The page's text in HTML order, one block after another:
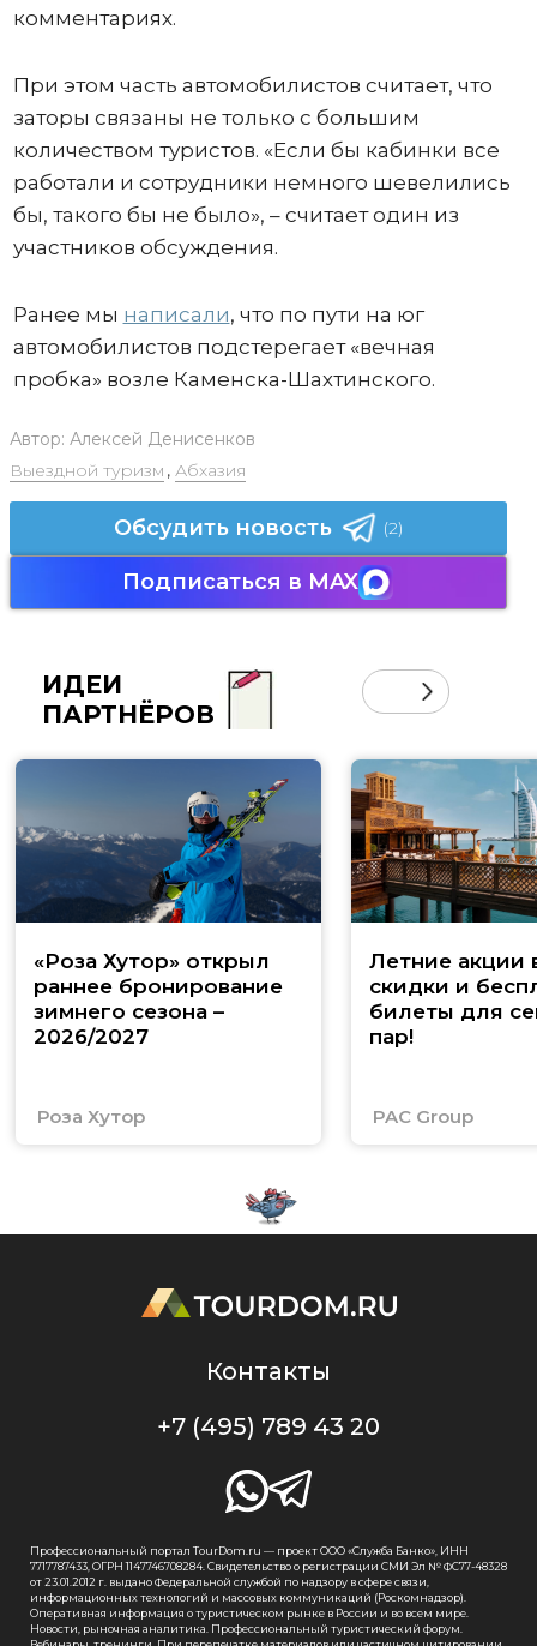
комментариях.
При этом часть автомобилистов считает, что
заторы связаны не только с большим
количеством туристов. «Если бы кабинки все
работали и сотрудники немного шевелились
бы, такого бы не было», – считает один из
участников обсуждения.
Ранее мы написали, что по пути на юг
автомобилистов подстерегает «вечная
пробка» возле Каменска-Шахтинского.
Автор: Алексей Денисенков
Выездной туризм , Абхазия
Обсудить новость (2)
Подписаться в MAX
ИДЕИ
ПАРТНЁРОВ
«Роза Хутор» открыл
раннее бронирование
зимнего сезона –
2026/2027
Роза Хутор
Летние акции
скидки и
билеты для
пар!
PAC Group
Контакты
+7 (495) 789 43 20
Профессиональный портал TourDom.ru — проект ООО «Служба Банко», ИНН
7717787433, ОГРН 1147746708284. Свидетельство о регистрации СМИ Эл № ФС77-48328
от 23.01.2012 г. выдано Федеральной службой по надзору в сфере связи,
информационных технологий и массовых коммуникаций (Роскомнадзор).
Оперативная информация о туристическом рынке в России и во всем мире.
Новости, рыночная аналитика. Профессиональный туристический форум.